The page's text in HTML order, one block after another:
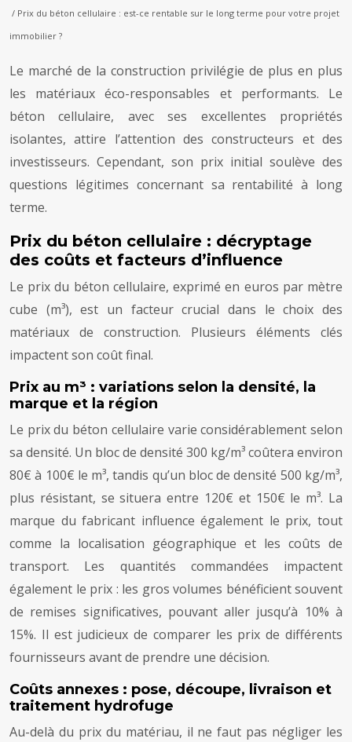
/ Prix du béton cellulaire : est-ce rentable sur le long terme pour votre projet
immobilier ?
Le marché de la construction privilégie de plus en plus
les matériaux éco-responsables et performants. Le
béton cellulaire, avec ses excellentes propriétés
isolantes, attire l’attention des constructeurs et des
investisseurs. Cependant, son prix initial soulève des
questions légitimes concernant sa rentabilité à long
terme.
Prix du béton cellulaire : décryptage
des coûts et facteurs d’influence
Le prix du béton cellulaire, exprimé en euros par mètre
cube (m³), est un facteur crucial dans le choix des
matériaux de construction. Plusieurs éléments clés
impactent son coût final.
Prix au m³ : variations selon la densité, la
marque et la région
Le prix du béton cellulaire varie considérablement selon
sa densité. Un bloc de densité 300 kg/m³ coûtera environ
80€ à 100€ le m³, tandis qu’un bloc de densité 500 kg/m³,
plus résistant, se situera entre 120€ et 150€ le m³. La
marque du fabricant influence également le prix, tout
comme la localisation géographique et les coûts de
transport. Les quantités commandées impactent
également le prix : les gros volumes bénéficient souvent
de remises significatives, pouvant aller jusqu’à 10% à
15%. Il est judicieux de comparer les prix de différents
fournisseurs avant de prendre une décision.
Coûts annexes : pose, découpe, livraison et
traitement hydrofuge
Au-delà du prix du matériau, il ne faut pas négliger les